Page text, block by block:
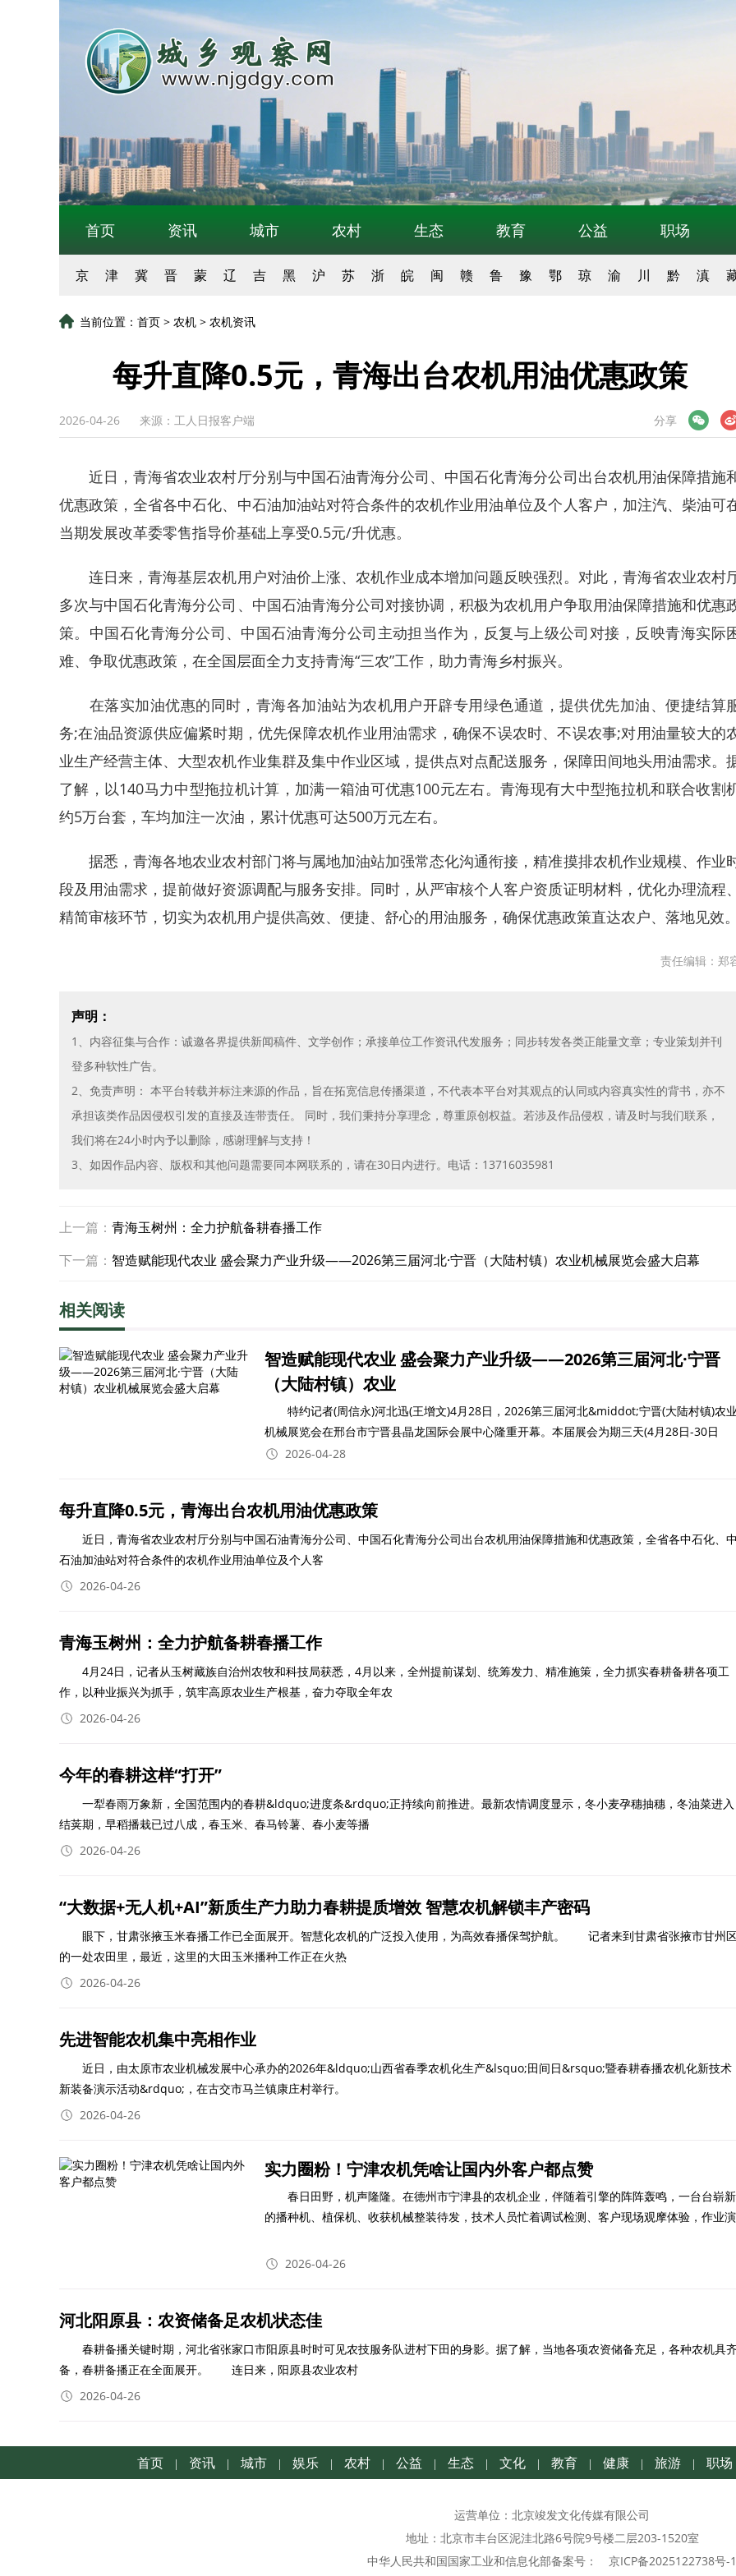
首页 资讯 城市 农村 生态 教育 公益 职场
京 津 冀 晋 蒙 辽 吉 黑 沪 苏 浙 皖 闽 赣 鲁 豫 鄂 琼 渝 川 黔 滇
当前位置： 首页 > 农机 > 农机资讯
每升直降0.5元，青海出台农机用油优惠政策
2026-04-26 来源：工人日报客户端 分享
微博
近日，青海省农业农村厅分别与中国石油青海分公司、中国石化青海分公司出台农机用油保障措施
优惠政策，全省各中石化、中石油加油站对符合条件的农机作业用油单位及个人客户，加注汽、柴油可
当期发展改革委零售指导价基础上享受0.5元/升优惠。
连日来，青海基层农机用户对油价上涨、农机作业成本增加问题反映强烈。对此，青海省农业农村
多次与中国石化青海分公司、中国石油青海分公司对接协调，积极为农机用户争取用油保障措施和优惠
策。中国石化青海分公司、中国石油青海分公司主动担当作为，反复与上级公司对接，反映青海实际
难、争取优惠政策，在全国层面全力支持青海“三农”工作，助力青海乡村振兴。
在落实加油优惠的同时，青海各加油站为农机用户开辟专用绿色通道，提供优先加油、便捷结算
务;在油品资源供应偏紧时期，优先保障农机作业用油需求，确保不误农时、不误农事;对用油量较大的
业生产经营主体、大型农机作业集群及集中作业区域，提供点对点配送服务，保障田间地头用油需求。
了解，以140马力中型拖拉机计算，加满一箱油可优惠100元左右。青海现有大中型拖拉机和联合收割
约5万台套，车均加注一次油，累计优惠可达500万元左右。
据悉，青海各地农业农村部门将与属地加油站加强常态化沟通衔接，精准摸排农机作业规模、作业
段及用油需求，提前做好资源调配与服务安排。同时，从严审核个人客户资质证明材料，优化办理流程
精简审核环节，切实为农机用户提供高效、便捷、舒心的用油服务，确保优惠政策直达农户、落地见效
责任编辑：郑
声明：
1、内容征集与合作：诚邀各界提供新闻稿件、文学创作；承接单位工作资讯代发服务；同步转发各类正能量文章；专业策划并刊
登多种软性广告。
2、免责声明： 本平台转载并标注来源的作品，旨在拓宽信息传播渠道，不代表本平台对其观点的认同或内容真实性的背书，亦不
承担该类作品因侵权引发的直接及连带责任。 同时，我们秉持分享理念，尊重原创权益。若涉及作品侵权，请及时与我们联系，
我们将在24小时内予以删除，感谢理解与支持！
3、如因作品内容、版权和其他问题需要同本网联系的，请在30日内进行。电话：13716035981
上一篇： 青海玉树州：全力护航备耕春播工作
下一篇： 智造赋能现代农业 盛会聚力产业升级——2026第三届河北·宁晋（大陆村镇）农业机械展览会盛大启幕
相关阅读
智造赋能现代农业 盛会聚力产业升级——2026第三届河北·宁晋
（大陆村镇）农业
特约记者(周信永)河北迅(王增文)4月28日，2026第三届河北&middot;宁晋(大陆村镇)农
机械展览会在邢台市宁晋县晶龙国际会展中心隆重开幕。本届展会为期三天(4月28日-30日
2026-04-28
每升直降0.5元，青海出台农机用油优惠政策
近日，青海省农业农村厅分别与中国石油青海分公司、中国石化青海分公司出台农机用油保障措施和优惠政策，全省各中石化、
石油加油站对符合条件的农机作业用油单位及个人客
2026-04-26
青海玉树州：全力护航备耕春播工作
4月24日，记者从玉树藏族自治州农牧和科技局获悉，4月以来，全州提前谋划、统筹发力、精准施策，全力抓实春耕备耕各项工
作，以种业振兴为抓手，筑牢高原农业生产根基，奋力夺取全年农
2026-04-26
今年的春耕这样“打开”
一犁春雨万象新，全国范围内的春耕&ldquo;进度条&rdquo;正持续向前推进。最新农情调度显示，冬小麦孕穗抽穗，冬油菜进入
结荚期，早稻播栽已过八成，春玉米、春马铃薯、春小麦等播
2026-04-26
“大数据+无人机+AI”新质生产力助力春耕提质增效 智慧农机解锁丰产密码
眼下，甘肃张掖玉米春播工作已全面展开。智慧化农机的广泛投入使用，为高效春播保驾护航。 记者来到甘肃省张掖市甘州
的一处农田里，最近，这里的大田玉米播种工作正在火热
2026-04-26
先进智能农机集中亮相作业
近日，由太原市农业机械发展中心承办的2026年&ldquo;山西省春季农机化生产&lsquo;田间日&rsquo;暨春耕春播农机化新技术
新装备演示活动&rdquo;，在古交市马兰镇康庄村举行。
2026-04-26
实力圈粉！宁津农机凭啥让国内外客户都点赞
春日田野，机声隆隆。在德州市宁津县的农机企业，伴随着引擎的阵阵轰鸣，一台台崭新
的播种机、植保机、收获机械整装待发，技术人员忙着调试检测、客户现场观摩体验，作业演
2026-04-26
河北阳原县：农资储备足农机状态佳
春耕备播关键时期，河北省张家口市阳原县时时可见农技服务队进村下田的身影。据了解，当地各项农资储备充足，各种农机具
备，春耕备播正在全面展开。 连日来，阳原县农业农村
2026-04-26
首页 资讯 城市 娱乐 农村 公益 生态 文化 教育 健康 旅游 职场
运营单位：北京竣发文化传媒有限公司
地址：北京市丰台区泥洼北路6号院9号楼二层203-1520室
中华人民共和国国家工业和信息化部备案号：
京ICP备2025122738号-1